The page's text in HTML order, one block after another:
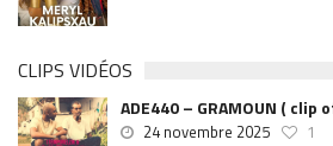
CLIPS VIDÉOS
ADE440 – GRAMOUN ( clip
24 novembre 2025 1